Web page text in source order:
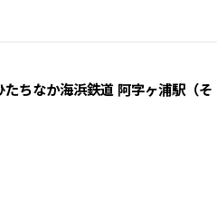
ちなか海浜鉄道 阿字ヶ浦駅（そ